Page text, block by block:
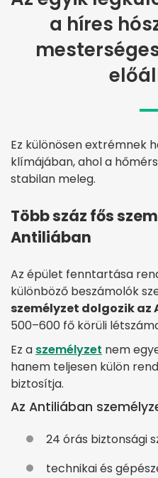
a híres
Ez különösen extrémnek
klímájában, ahol a
stabilan meleg.
Több száz fős
Antiliában
Az épület fenntartása
különböző beszámolók
személyzet dolgozik az
500–600 fő körüli
Ez a személyzet nem
hanem teljesen külön
biztosítja.
Az Antiliában
24 órás biztonsági
technikai és